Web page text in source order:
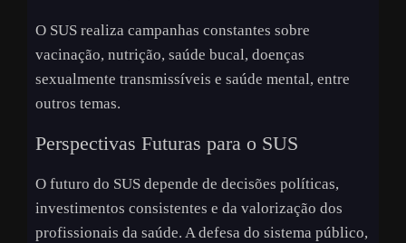
O SUS realiza campanhas constantes sobre
vacinação, nutrição, saúde bucal, doenças
sexualmente transmissíveis e saúde mental, entre
outros temas.
Perspectivas Futuras para o SUS
O futuro do SUS depende de decisões políticas,
investimentos consistentes e da valorização dos
profissionais da saúde. A defesa do sistema público,